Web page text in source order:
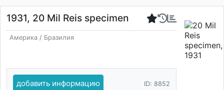
1931, 20 Mil Reis specimen
Америка/ Бразилия
добавить информацию ID: 8852